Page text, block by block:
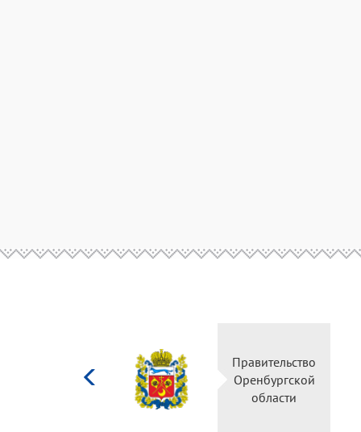
культуры
Российской
Правительство
Оренбургской
области